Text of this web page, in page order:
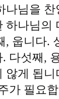
나님을
하나님의
, 웁니다.
다섯째,
않게 됩
가 필요